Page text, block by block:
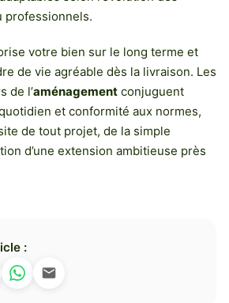
professionnels.
votre bien sur le long terme et
de vie agréable dès la livraison. Les
de l’aménagement conjuguent
et conformité aux normes,
de tout projet, de la simple
d’une extension ambitieuse près
: